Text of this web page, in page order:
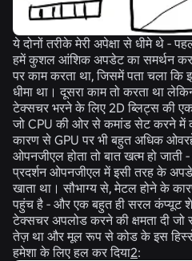
ये दोनों तरीके मेरी अपेक्षा से धीमे थे -
हमें कुशल आंशिक अपडेट का समर्थन
पर काम करता था, जिसमें पता चला कि
धीमा था। दूसरा काम तो करता था
टेक्सचर भरने के लिए 2D ब्लिट्स की
जो CPU की ओर से कमांड सेट करने में
कारण से GPU पर भी बहुत अधिक
ओपनजीएल होता तो बात खत्म हो जाती
प्रदर्शन ओपनजीएल में इसी तरह के
खाता था। सौभाग्य से, मेटल होने के
पहुंच है - और एक बहुत ही सरल कंप्यूट
टेक्सचर अपलोड करने की क्षमता दी जो
तेज़ था और मूल रूप से कोड के इस हिस्से
हमेशा के लिए हल कर दिया2: